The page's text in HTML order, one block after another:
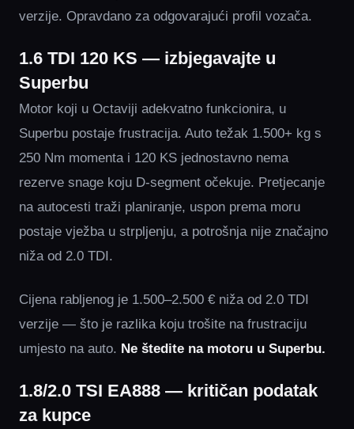
verzije. Opravdano za odgovarajući profil vozača.
1.6 TDI 120 KS — izbjegavajte u
Superbu
Motor koji u Octaviji adekvatno funkcionira, u
Superbu postaje frustracija. Auto težak 1.500+ kg s
250 Nm momenta i 120 KS jednostavno nema
rezerve snage koju D-segment očekuje. Pretjecanje
na autocesti traži planiranje, uspon prema moru
postaje vježba u strpljenju, a potrošnja nije značajno
niža od 2.0 TDI.
Cijena rabljenog je 1.500–2.500 € niža od 2.0 TDI
verzije — što je razlika koju trošite na frustraciju
umjesto na auto. Ne štedite na motoru u Superbu.
1.8/2.0 TSI EA888 — kritičan podatak
za kupce